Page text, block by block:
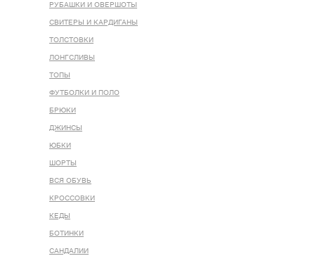
РУБАШКИ И ОВЕРШОТЫ
СВИТЕРЫ И КАРДИГАНЫ
ТОЛСТОВКИ
ЛОНГСЛИВЫ
ТОПЫ
ФУТБОЛКИ И ПОЛО
БРЮКИ
ДЖИНСЫ
ЮБКИ
ШОРТЫ
ВСЯ ОБУВЬ
КРОССОВКИ
КЕДЫ
БОТИНКИ
САНДАЛИИ